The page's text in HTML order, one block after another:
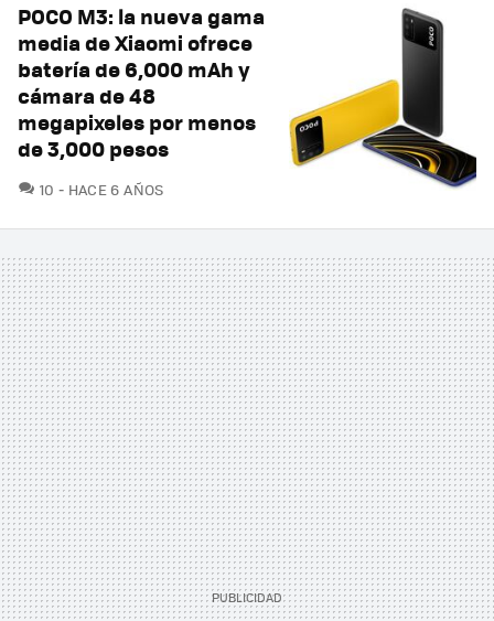
POCO M3: la nueva gama
media de Xiaomi ofrece
batería de 6,000 mAh y
cámara de 48
megapixeles por menos
de 3,000 pesos
10 COMENTARIOS
HACE 6 AÑOS